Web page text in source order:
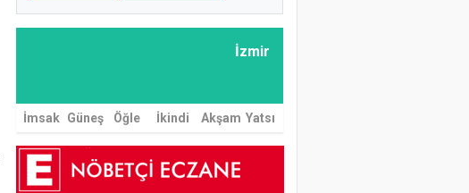
İzmir
İmsak Güneş Öğle İkindi Akşam Yatsı